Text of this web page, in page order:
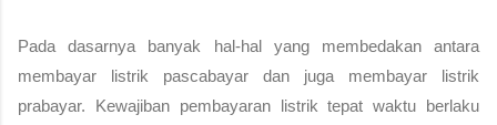
Pada dasarnya banyak hal-hal yang membedakan antara
membayar listrik pascabayar dan juga membayar listrik
prabayar. Kewajiban pembayaran listrik tepat waktu berlaku